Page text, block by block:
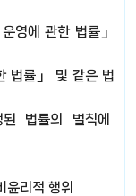
영에 관한 법률」
법률」 및 같은 법
법률의 벌칙에
윤리적 행위